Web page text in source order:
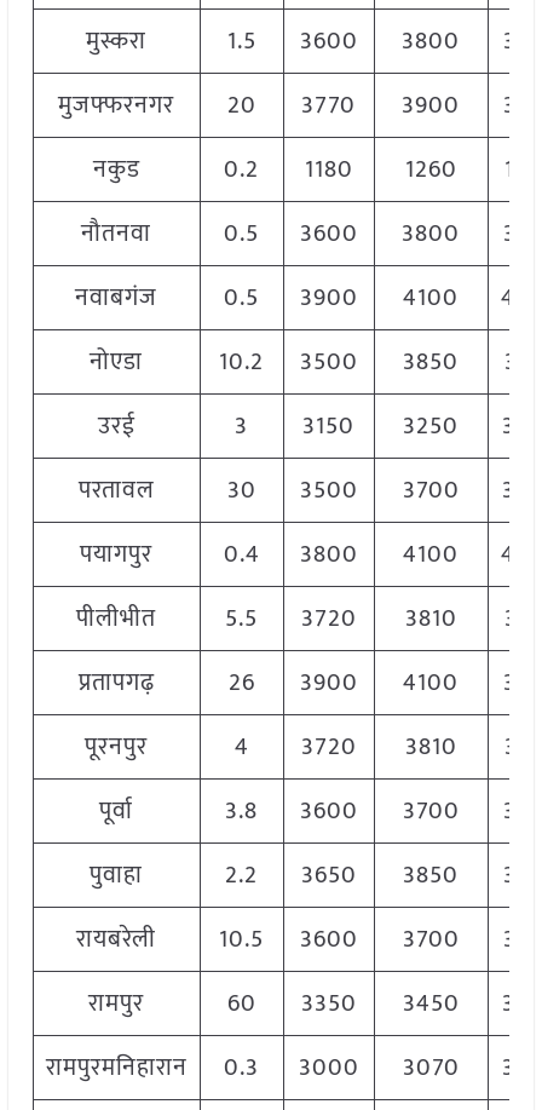
मुस्करा
1.5 3600 3800
मुजफ्फरनगर
20 3770 3900
नकुड
0.2 1180 1260
नौतनवा
0.5 3600 3800
नवाबगंज
0.5 3900 4100
नोएडा
10.2 3500 3850
उरई
3 3150 3250
परतावल
30 3500 3700
पयागपुर
0.4 3800 4100
पीलीभीत
5.5 3720 3810
प्रतापगढ़
26 3900 4100
पूरनपुर
4 3720 3810
पूर्वा
3.8 3600 3700
पुवाहा
2.2 3650 3850
रायबरेली
10.5 3600 3700
रामपुर
60 3350 3450
रामपुरमनिहारान
0.3 3000 3070